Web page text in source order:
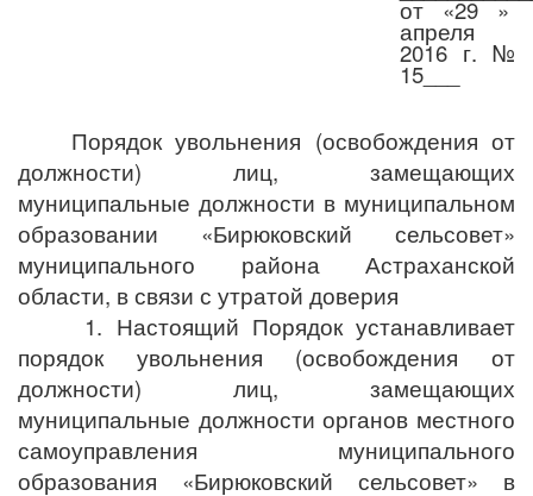
от «29 »
апреля
2016 г. №
15___
Порядок увольнения (освобождения от
должности) лиц, замещающих
муниципальные должности в муниципальном
образовании «Бирюковский сельсовет»
муниципального района Астраханской
области, в связи с утратой доверия
1. Настоящий Порядок устанавливает
порядок увольнения (освобождения от
должности) лиц, замещающих
муниципальные должности органов местного
самоуправления муниципального
образования «Бирюковский сельсовет» в